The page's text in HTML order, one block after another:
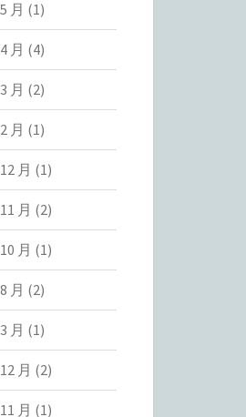
月 (1)
月 (4)
月 (2)
月 (1)
月 (1)
月 (2)
月 (1)
月 (2)
月 (1)
月 (2)
月 (1)